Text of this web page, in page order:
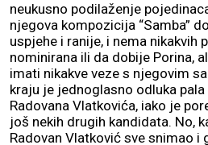
neukusno podilaženje
njegova kompozicija “Samba”
uspjehe i ranije, i nema nikakvih
nominirana ili da dobije Porina,
imati nikakve veze s njegovim
kraju je jednoglasno odluka
Radovana Vlatkovića, iako je
još nekih drugih kandidata. No,
Radovan Vlatković sve snimao i